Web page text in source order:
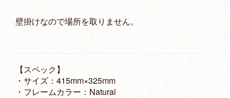
壁掛けなので場所を取りません。
【スペック】
・サイズ：415mm×325mm
・フレームカラー：Natural